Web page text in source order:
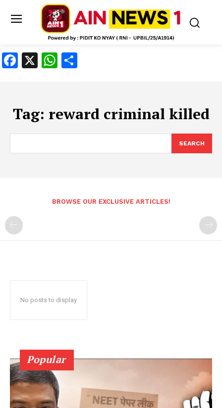
Facebook
X WhatsApp
Tag: reward criminal killed
SEARCH
BROWSE OUR EXCLUSIVE ARTICLES!
No posts to display
Popular